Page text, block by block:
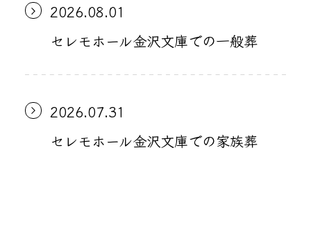
2026.08.01
セレモホール金沢文庫での一般葬
2026.07.31
セレモホール金沢文庫での家族葬